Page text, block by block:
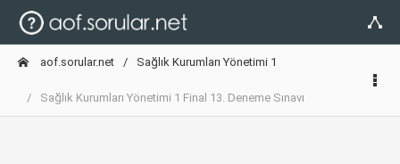
aof.sorular.net Sağlık Kurumları Yönetimi 1
Sağlık Kurumları Yönetimi 1 Final 13. Deneme Sınavı